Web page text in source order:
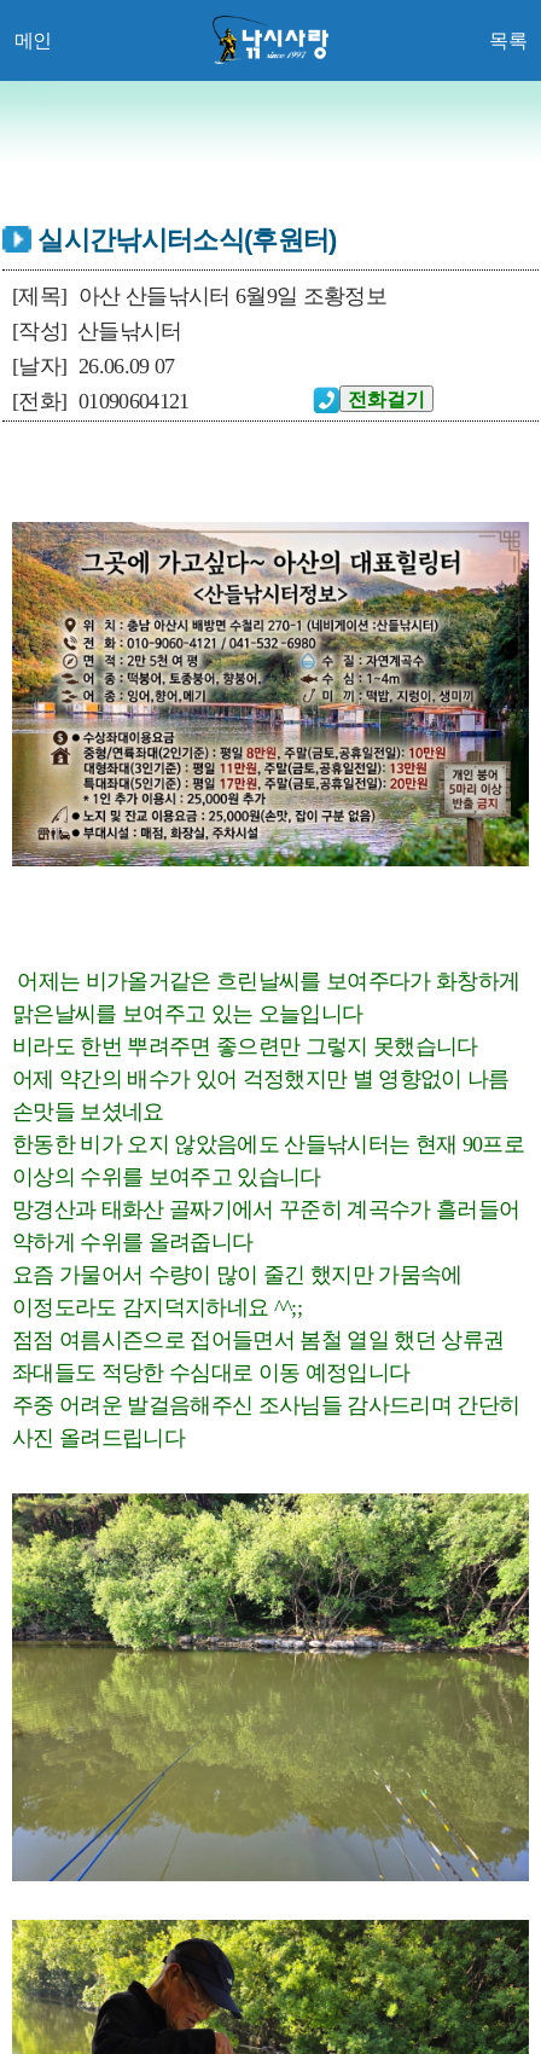
메인 목록
실시간낚시터소식(후원터)
[제목] 아산 산들낚시터 6월9일 조황정보
[작성] 산들낚시터
[날자] 26.06.09 07
[전화] 01090604121
어제는 비가올거같은 흐린날씨를 보여주다가 화창하게
맑은날씨를 보여주고 있는 오늘입니다
비라도 한번 뿌려주면 좋으련만 그렇지 못했습니다
어제 약간의 배수가 있어 걱정했지만 별 영향없이 나름
손맛들 보셨네요
한동한 비가 오지 않았음에도 산들낚시터는 현재 90프로
이상의 수위를 보여주고 있습니다
망경산과 태화산 골짜기에서 꾸준히 계곡수가 흘러들어
약하게 수위를 올려줍니다
요즘 가물어서 수량이 많이 줄긴 했지만 가뭄속에
이정도라도 감지덕지하네요 ^^;;
점점 여름시즌으로 접어들면서 봄철 열일 했던 상류권
좌대들도 적당한 수심대로 이동 예정입니다
주중 어려운 발걸음해주신 조사님들 감사드리며 간단히
사진 올려드립니다